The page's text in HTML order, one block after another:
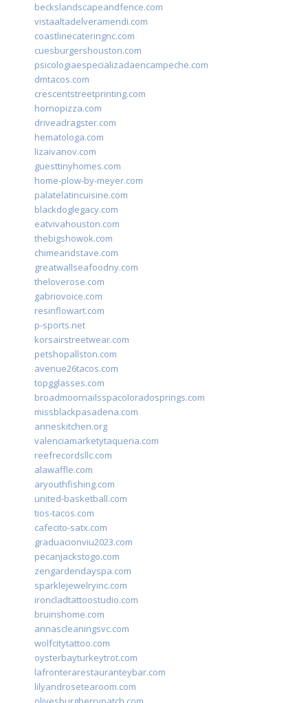
beckslandscapeandfence.com
vistaaltadelveramendi.com
coastlinecateringnc.com
cuesburgershouston.com
psicologiaespecializadaencampeche.com
dmtacos.com
crescentstreetprinting.com
hornopizza.com
driveadragster.com
hematologa.com
lizaivanov.com
guesttinyhomes.com
home-plow-by-meyer.com
palatelatincuisine.com
blackdoglegacy.com
eatvivahouston.com
thebigshowok.com
chimeandstave.com
greatwallseafoodny.com
theloverose.com
gabriovoice.com
resinflowart.com
p-sports.net
korsairstreetwear.com
petshopallston.com
avenue26tacos.com
topgglasses.com
broadmoornailsspacoloradosprings.com
missblackpasadena.com
anneskitchen.org
valenciamarketytaqueria.com
reefrecordsllc.com
alawaffle.com
aryouthfishing.com
united-basketball.com
tios-tacos.com
cafecito-satx.com
graduacionviu2023.com
pecanjackstogo.com
zengardendayspa.com
sparklejewelryinc.com
ironcladtattoostudio.com
bruinshome.com
annascleaningsvc.com
wolfcitytattoo.com
oysterbayturkeytrot.com
lafronterarestauranteybar.com
lilyandrosetearoom.com